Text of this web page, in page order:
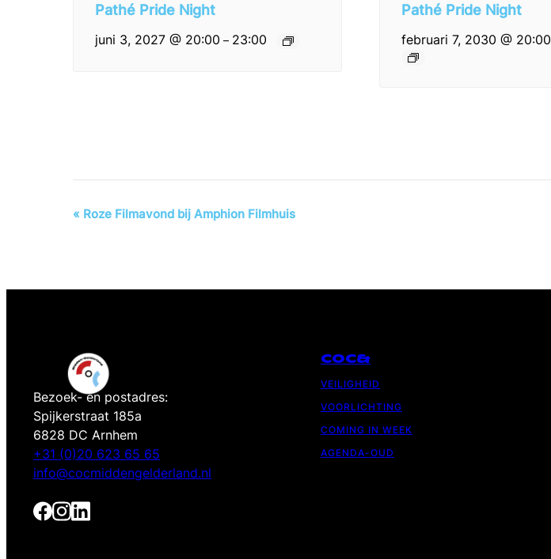
Pathé Pride Night
juni 3, 2027 @ 20:00 – 23:00
Pathé Pride Night
februari 7, 2030 @ 20:00
Evenement
« Roze Filmavond bij Amphion Filmhuis
Bezoek- en postadres:
Spijkerstraat 185a
6828 DC Arnhem
+31 (0)20 623 65 65
info@cocmiddengelderland.nl
COC&
VEILIGHEID
VOORLICHTING
COMING IN WEEK
AGENDA-OUD